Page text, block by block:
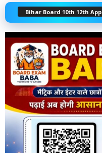
Bihar Board 10th 12th App